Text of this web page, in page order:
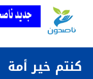
كنتم خير أمة